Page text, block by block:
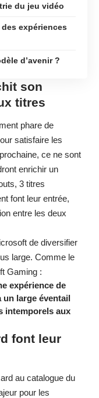
du jeu vidéo
des expériences
d’avenir ?
son
titres
phare de
satisfaire les
ce ne sont
enrichir un
3 titres
font leur entrée,
entre les deux
de diversifier
large. Comme le
Gaming :
expérience de
un large éventail
intemporels aux
font leur
au catalogue du
pour les